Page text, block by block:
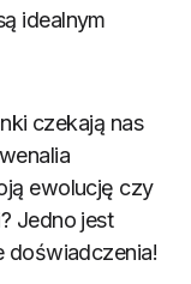
idealnym
czekają nas
ewolucję czy
Jedno jest
doświadczenia!